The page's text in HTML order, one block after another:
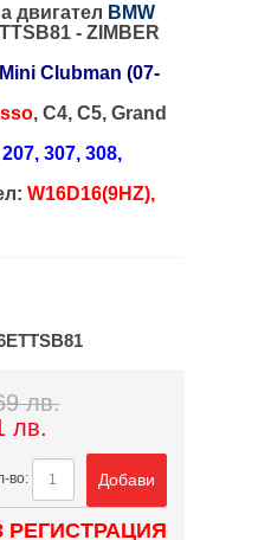
двигател BMW
- ZIMBER
Mini Clubman (07-
, C4, C5, Grand
307, 308,
W16D16(9HZ),
лв.
лв.
во: Добави